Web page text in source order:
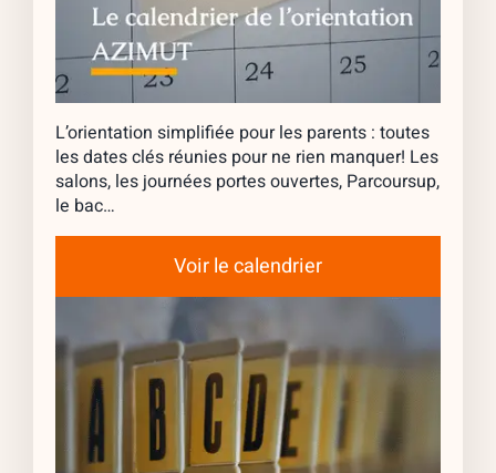
L’orientation simplifiée pour les parents : toutes
les dates clés réunies pour ne rien manquer! Les
salons, les journées portes ouvertes, Parcoursup,
le bac…
Voir le calendrier